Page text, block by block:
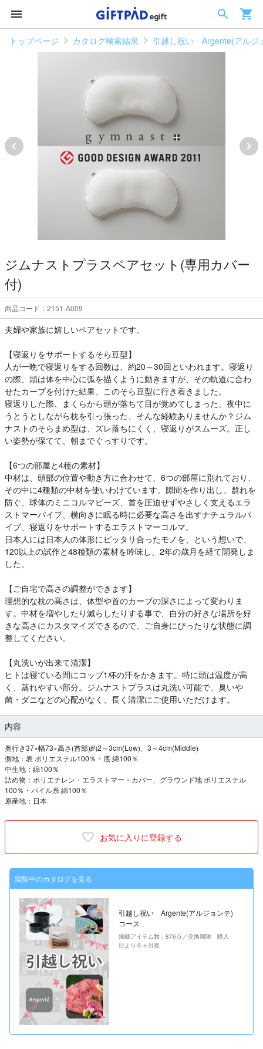
トップページ カタログ検索結果 引越し祝い Argente(アルジ
ジムナストプラスペアセット(専用カバー
付)
商品コード：2151-A009
夫婦や家族に嬉しいペアセットです。
【寝返りをサポートするそら豆型】
人が一晩で寝返りをする回数は、約20～30回といわれます。寝返り
の際、頭は体を中心に弧を描くように動きますが、その軌道に合わ
せたカーブを付けた結果、このそら豆型に行き着きました。
寝返りした際、まくらから頭が落ちて目が覚めてしまった、夜中に
うとうとしながら枕を引っ張った、そんな経験ありませんか？ジム
ナストのそらまめ型は、ズレ落ちにくく、寝返りがスムーズ。正し
い姿勢が保てて、朝までぐっすりです。
【6つの部屋と4種の素材】
中材は、頭部の位置や動き方に合わせて、6つの部屋に別れており、
その中に4種類の中材を使いわけています。隙間を作り出し、群れを
防ぐ、球体のミニコルマビーズ、首を圧迫せずやさしく支えるエラ
ストマーパイプ、横向きに眠る時に必要な高さを出すナチュラルパ
イプ、寝返りをサポートするエラストマーコルマ。
日本人には日本人の体形にピッタリ合ったモノを、という想いで、
120以上の試作と48種類の素材を吟味し、2年の歳月を経て開発しま
した。
【ご自宅で高さの調整ができます】
理想的な枕の高さは、体型や首のカーブの深さによって変わりま
す。中材を増やしたり減らしたりする事で、自分の好きな場所を好
きな高さにカスタマイズできるので、ご自身にぴったりな状態に調
整してください。
【丸洗いが出来て清潔】
ヒトは寝ている間にコップ1杯の汗をかきます。特に頭は温度が高
く、蒸れやすい部分。ジムナストプラスは丸洗い可能で、臭いや
菌・ダニなどの心配がなく、長く清潔にご使用いただけます。
内容
奥行き37×幅73×高さ(首部)約2～3cm(Low)、3～4cm(Middle)
側地：表 ポリエステル100％・底 綿100％
中生地：綿100％
詰め物：ポリエチレン・エラストマー・カバー、グラウンド地 ポリエステル
100％・パイル糸 綿100％
原産地：日本
お気に入りに登録する
閲覧中のカタログを見る
引越し祝い Argente(アルジョンテ)
コース
掲載アイテム数：876点／交換期限 購入
日より６ヶ月後